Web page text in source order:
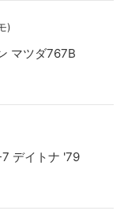
)
マツダ767B
デイトナ '79